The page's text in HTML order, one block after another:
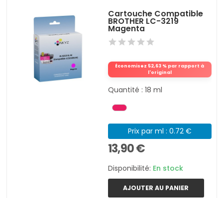
Cartouche Compatible
BROTHER LC-3219
Magenta
Économisez 52,63 % par rapport à
l'original
Quantité : 18 ml
Prix par ml : 0.72 €
13,90 €
Disponibilité: En stock
AJOUTER AU PANIER